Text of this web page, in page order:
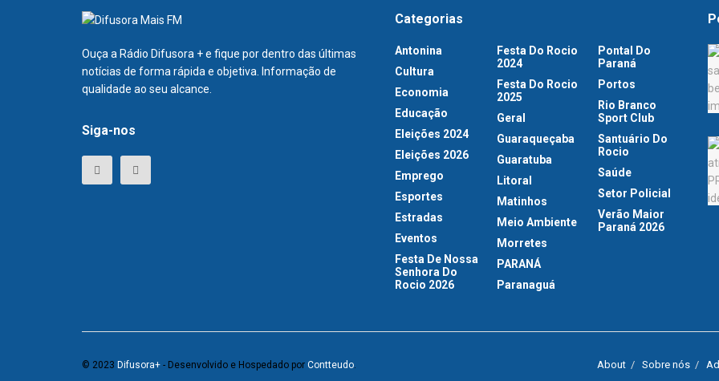
Ouça a Rádio Difusora + e fique por dentro das últimas
notícias de forma rápida e objetiva. Informação de
qualidade ao seu alcance.
Siga-nos
Categorias
Antonina
Cultura
Economia
Educação
Eleições 2024
Eleições 2026
Emprego
Esportes
Estradas
Eventos
Festa De Nossa
Senhora Do
Rocio 2026
Festa Do Rocio
2024
Festa Do Rocio
2025
Geral
Guaraqueçaba
Guaratuba
Litoral
Matinhos
Meio Ambiente
Morretes
PARANÁ
Paranaguá
Pontal Do
Paraná
Portos
Rio Branco
Sport Club
Santuário Do
Rocio
Saúde
Setor Policial
Verão Maior
Paraná 2026
About Sobre nós
© 2023 Difusora+ - Desenvolvido e Hospedado por Contteudo